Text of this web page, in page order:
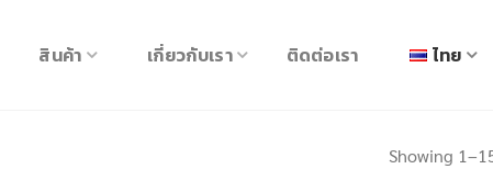
สินค้า เกี่ยวกับเรา ติดต่อเรา ไทย
Showing